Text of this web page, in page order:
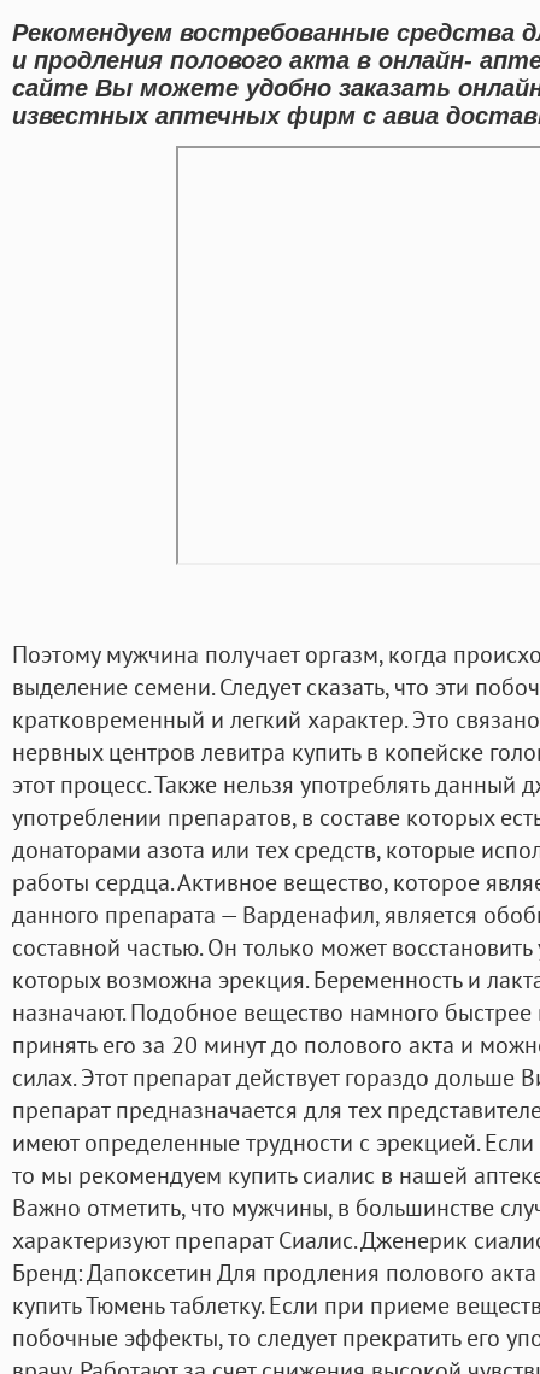
Рекомендуем востребованные средства
и продления полового акта в онлайн-
сайте Вы можете удобно заказать
известных аптечных фирм с авиа
Поэтому мужчина получает оргазм, когда
выделение семени. Следует сказать, что эти
кратковременный и легкий характер. Это
нервных центров левитра купить в копейске
этот процесс. Также нельзя употреблять
употреблении препаратов, в составе которых
донаторами азота или тех средств, которые
работы сердца. Активное вещество, которое
данного препарата — Варденафил, является
составной частью. Он только может
которых возможна эрекция. Беременность и
назначают. Подобное вещество намного быстрее
принять его за 20 минут до полового акта и
силах. Этот препарат действует гораздо дольше
препарат предназначается для тех
имеют определенные трудности с эрекцией.
то мы рекомендуем купить сиалис в нашей
Важно отметить, что мужчины, в большинстве
характеризуют препарат Сиалис. Дженерик
Бренд: Дапоксетин Для продления полового
купить Тюмень таблетку. Если при приеме
побочные эффекты, то следует прекратить его